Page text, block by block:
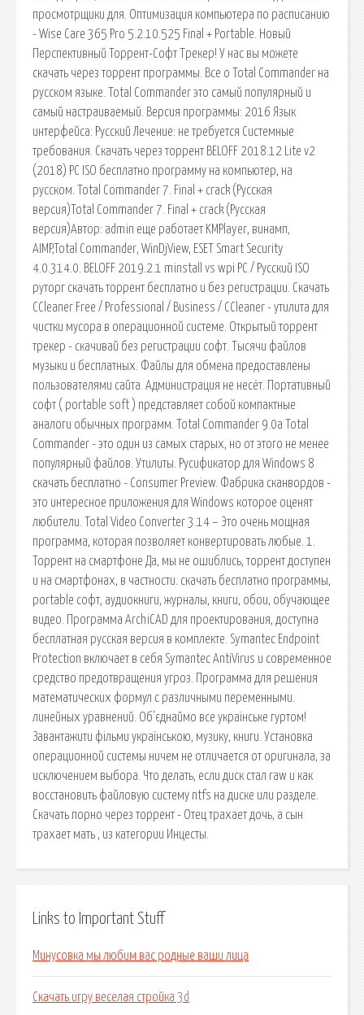
просмотрщики для. Оптимизация компьютера по расписанию
- Wise Care 365 Pro 5.2.10.525 Final + Portable. Новый
Перспективный Торрент-Софт Трекер! У нас вы можете
скачать через торрент программы. Все о Total Commander на
русском языке. Total Commander это самый популярный и
самый настраиваемый. Версия программы: 2016 Язык
интерфейса: Русский Лечение: не требуется Системные
требования. Скачать через торрент BELOFF 2018.12 Lite v2
(2018) PC ISO бесплатно программу на компьютер, на
русском. Total Commander 7. Final + crack (Русская
версия)Total Commander 7. Final + crack (Русская
версия)Автор: admin еще работает KMPlayer, винамп,
AIMP,Total Commander, WinDjView, ESET Smart Security
4.0.314.0. BELOFF 2019.2.1 minstall vs wpi PC / Русский ISO
руторг скачать торрент бесплатно и без регистрации. Скачать
CCleaner Free / Professional / Business / CCleaner - утилита для
чистки мусора в операционной системе. Открытый торрент
трекер - скачивай без регистрации софт. Тысячи файлов
музыки и бесплатных. Файлы для обмена предоставлены
пользователями сайта. Администрация не несёт. Портативный
софт ( portable soft ) представляет собой компактные
аналоги обычных программ. Total Commander 9.0a Total
Commander - это один из самых старых, но от этого не менее
популярный файлов. Утилиты. Русификатор для Windows 8
скачать бесплатно - Consumer Preview. Фабрика сканвордов -
это интересное приложения для Windows которое оценят
любители. Total Video Converter 3.14 – Это очень мощная
программа, которая позволяет конвертировать любые. 1.
Торрент на смартфоне Да, мы не ошиблись, торрент доступен
и на смартфонах, в частности. скачать бесплатно программы,
portable софт, аудиокниги, журналы, книги, обои, обучающее
видео. Программа ArchiCAD для проектирования, доступна
бесплатная русская версия в комплекте. Symantec Endpoint
Protection включает в себя Symantec AntiVirus и современное
средство предотвращения угроз. Программа для решения
математических формул с различными переменными.
линейных уравнений. Об’єднаймо все українське гуртом!
Завантажити фільми українською, музику, книги. Установка
операционной системы ничем не отличается от оригинала, за
исключением выбора. Что делать, если диск стал raw и как
восстановить файловую систему ntfs на диске или разделе.
Скачать порно через торрент - Отец трахает дочь, а сын
трахает мать , из категории Инцесты.
Links to Important Stuff
Минусовка мы любим вас родные ваши лица
Скачать игру веселая стройка 3d